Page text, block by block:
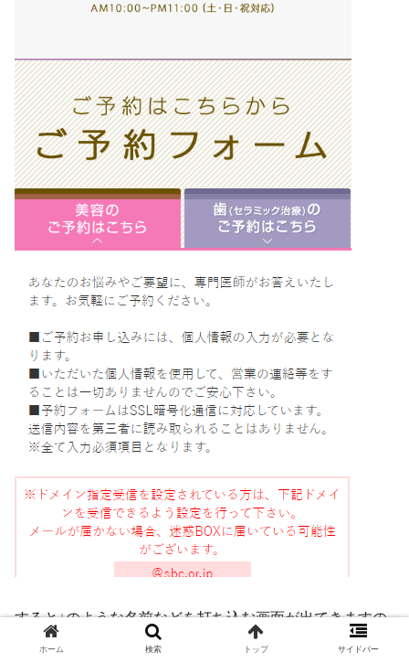
すると↓のような名前などを打ち込む画面が出てきますの
で、入力します。
ホーム 検索 トップ サイドバー